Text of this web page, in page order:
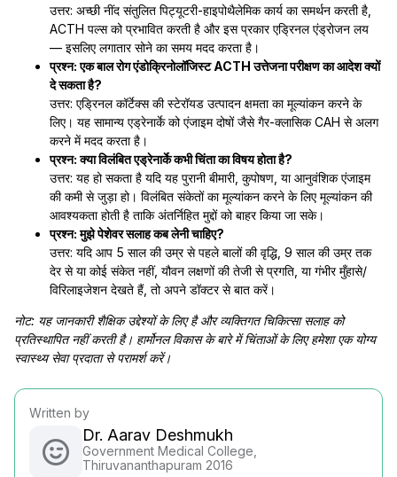
उत्तर: अच्छी नींद संतुलित पिट्यूटरी-हाइपोथैलेमिक कार्य का समर्थन करती है,
ACTH पल्स को प्रभावित करती है और इस प्रकार एड्रिनल एंड्रोजन लय
— इसलिए लगातार सोने का समय मदद करता है।
प्रश्न: एक बाल रोग एंडोक्रिनोलॉजिस्ट ACTH उत्तेजना परीक्षण का आदेश क्यों
दे सकता है?
उत्तर: एड्रिनल कॉर्टेक्स की स्टेरॉयड उत्पादन क्षमता का मूल्यांकन करने के
लिए। यह सामान्य एड्रेनार्के को एंजाइम दोषों जैसे गैर-क्लासिक CAH से अलग
करने में मदद करता है।
प्रश्न: क्या विलंबित एड्रेनार्के कभी चिंता का विषय होता है?
उत्तर: यह हो सकता है यदि यह पुरानी बीमारी, कुपोषण, या आनुवंशिक एंजाइम
की कमी से जुड़ा हो। विलंबित संकेतों का मूल्यांकन करने के लिए मूल्यांकन की
आवश्यकता होती है ताकि अंतर्निहित मुद्दों को बाहर किया जा सके।
प्रश्न: मुझे पेशेवर सलाह कब लेनी चाहिए?
उत्तर: यदि आप 5 साल की उम्र से पहले बालों की वृद्धि, 9 साल की उम्र तक
देर से या कोई संकेत नहीं, यौवन लक्षणों की तेजी से प्रगति, या गंभीर मुँहासे/
विरिलाइजेशन देखते हैं, तो अपने डॉक्टर से बात करें।
नोट: यह जानकारी शैक्षिक उद्देश्यों के लिए है और व्यक्तिगत चिकित्सा सलाह को
प्रतिस्थापित नहीं करती है। हार्मोनल विकास के बारे में चिंताओं के लिए हमेशा एक योग्य
स्वास्थ्य सेवा प्रदाता से परामर्श करें।
Written by
Dr. Aarav Deshmukh
Government Medical College,
Thiruvananthapuram 2016